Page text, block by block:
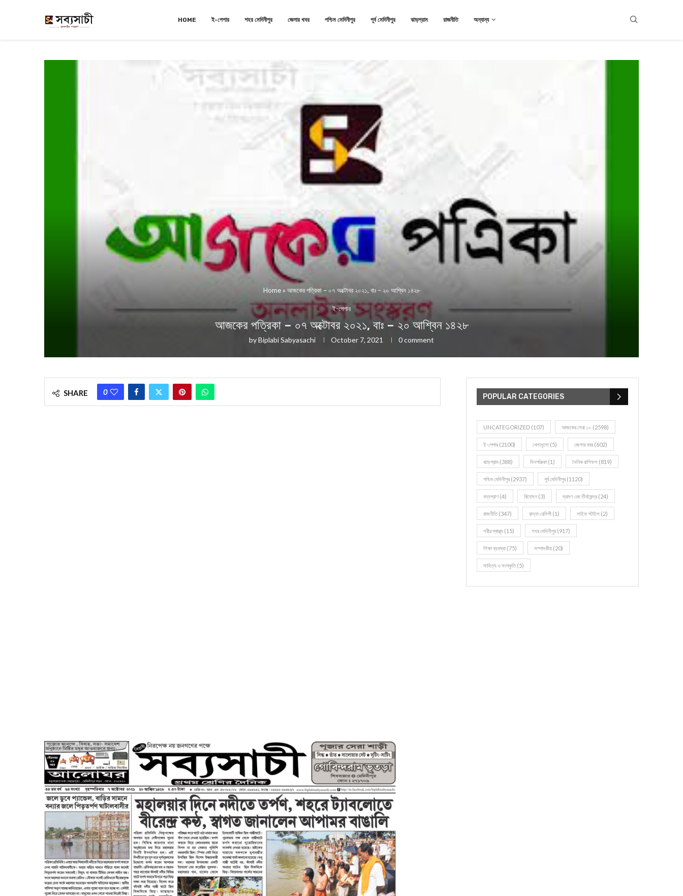
HOME ই-পেপার শহর মেদিনীপুর জেলার খবর পশ্চিম মেদিনীপুর পূর্ব মেদিনীপুর ঝাড়গ্রাম রাজনীতি অন্যান্য
Home» আজকের পত্রিকা – ০৭ অক্টোবর ২০২১, বাঃ – ২০ আশ্বিন ১৪২৮
ই-পেপার
আজকের পত্রিকা – ০৭ অক্টোবর ২০২১, বাঃ – ২০ আশ্বিন ১৪২৮
byBiplabi Sabyasachi October 7, 2021 0 comment
SHARE 0
POPULAR CATEGORIES
UNCATEGORIZED (107) আজকের সেরা ১০ (2598)
ই-পেপার (2100) খেলাধূলো (5) জেলার খবর (602)
ঝাড়গ্রাম (388) দিনপঞ্জিকা (1) দৈনিক রাশিফল (819)
পশ্চিম মেদিনীপুর (2937) পূর্ব মেদিনীপুর (1120)
বন্যপ্রাণ (4) বিনোদন (3) ভ্রমণ এবং তীর্থকেন্দ্র (24)
রাজনীতি(347) রান্না-রেসিপী (1) লাইফ স্টাইল (2)
শরীর স্বাস্থ্য (15) শহর মেদিনীপুর (917)
শিক্ষা ব্যবস্থা (75) সম্পাদকীয় (20)
সাহিত্য ও সংস্কৃতি(5)